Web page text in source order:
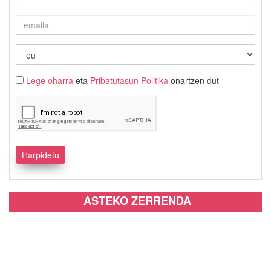
Lege oharra eta Pribatutasun Politika onartzen dut
ASTEKO ZERRENDA